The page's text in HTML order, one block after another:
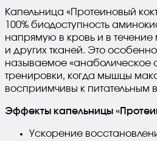
Капельница «Протеиновый
100% биодоступность
напрямую в кровь и в
и других тканей. Это
называемое «анаболическое
тренировки, когда мышцы
восприимчивы к питательным
Эффекты капельницы
Ускорение